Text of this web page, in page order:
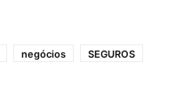
negócios
SEGUROS